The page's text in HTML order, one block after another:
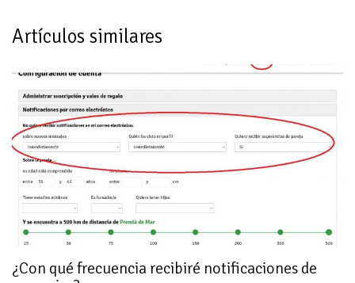
Artículos similares
¿Con qué frecuencia recibiré notificaciones de